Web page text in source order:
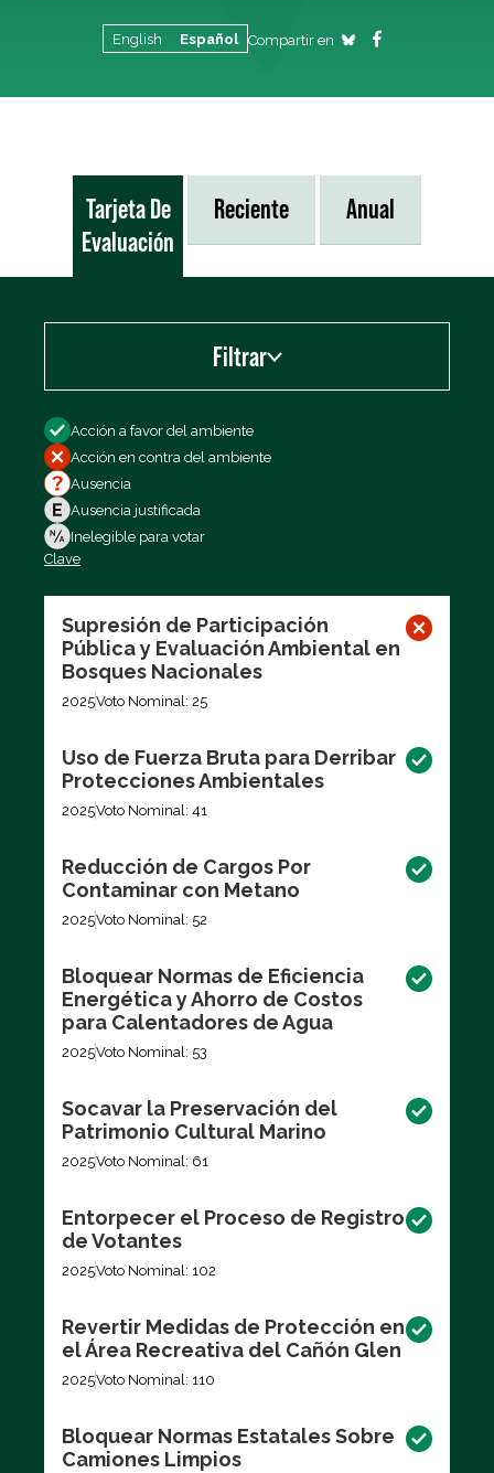
English Español Compartir en
Tarjeta De
Evaluación
Reciente Anual
Filtrar
Filtrar por
Acción a favor del ambiente
Acción en contra del ambiente
Ausencia
Ausencia justificada
Inelegible para votar
Clave
Supresión de Participación
Pública y Evaluación Ambiental en
Bosques Nacionales
2025Voto Nominal: 25
Uso de Fuerza Bruta para Derribar
Protecciones Ambientales
2025Voto Nominal: 41
Reducción de Cargos Por
Contaminar con Metano
2025Voto Nominal: 52
Bloquear Normas de Eficiencia
Energética y Ahorro de Costos
para Calentadores de Agua
2025Voto Nominal: 53
Socavar la Preservación del
Patrimonio Cultural Marino
2025Voto Nominal: 61
Entorpecer el Proceso de Registro
de Votantes
2025Voto Nominal: 102
Revertir Medidas de Protección en
el Área Recreativa del Cañón Glen
2025Voto Nominal: 110
Bloquear Normas Estatales Sobre
Camiones Limpios